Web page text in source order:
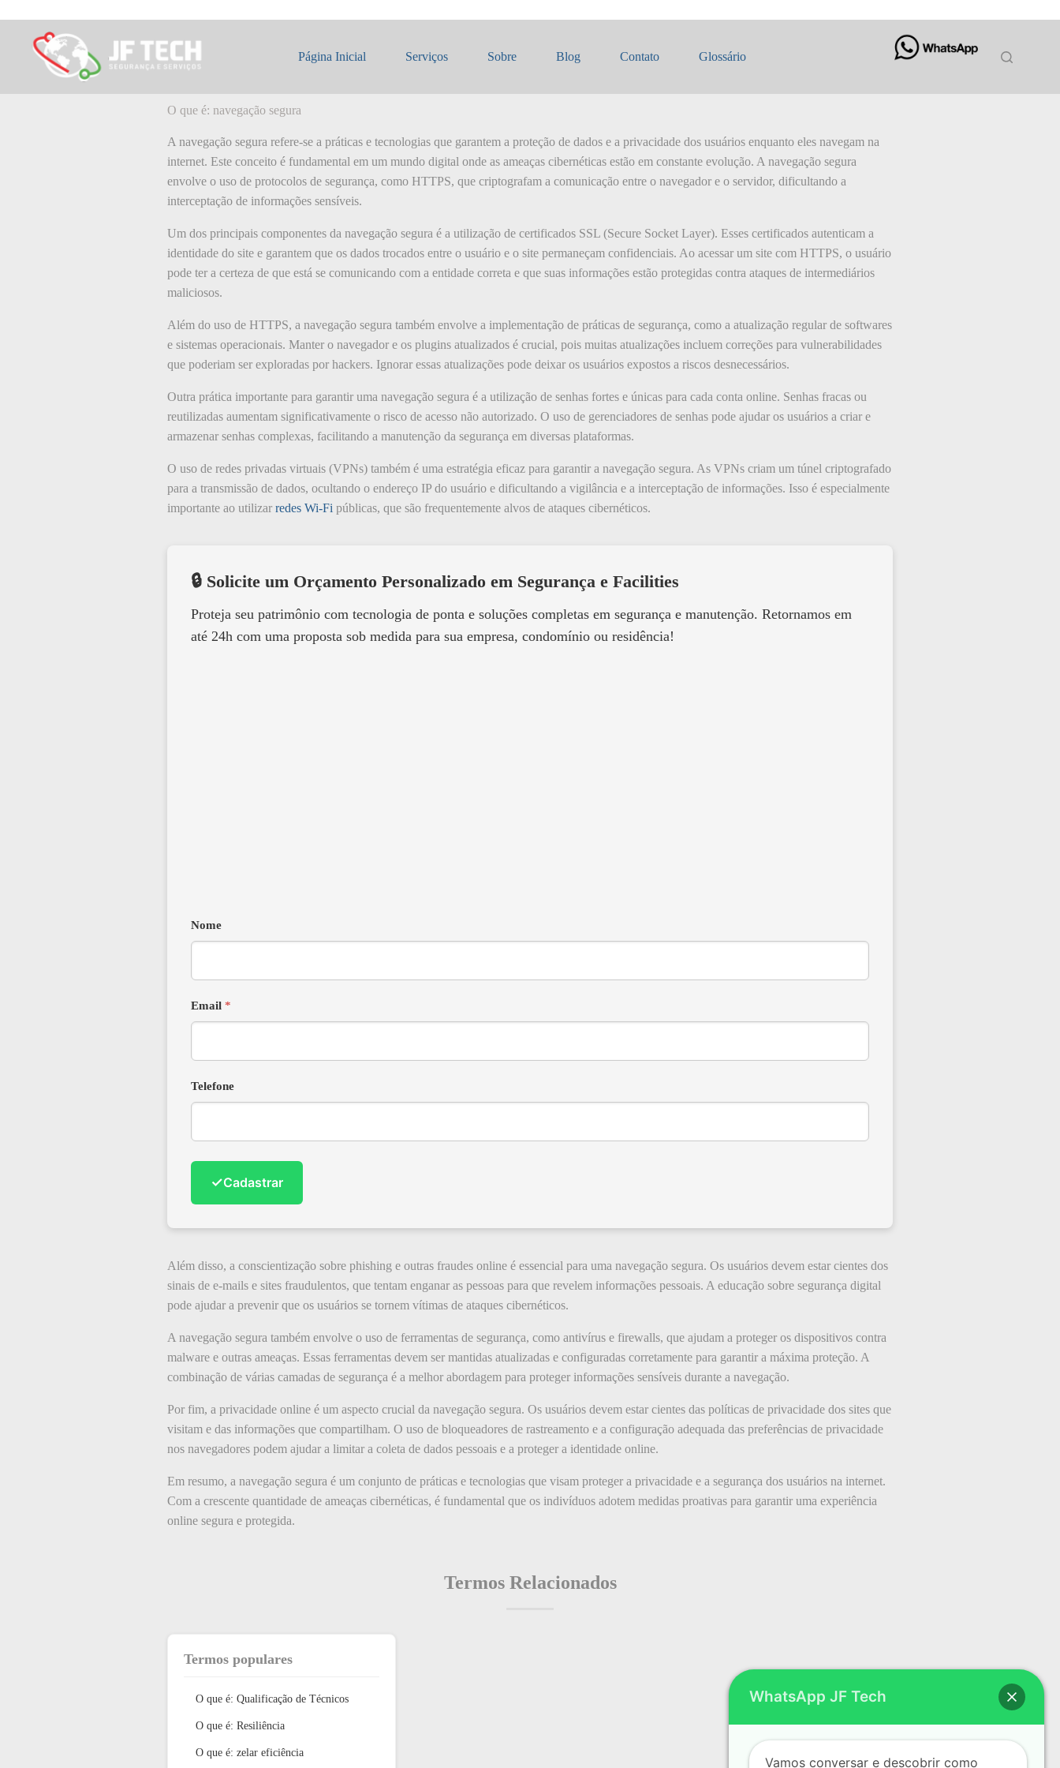
para
conteúdo
Página Inicial Serviços Sobre Blog Contato Glossário
O que é: navegação segura
O que é: navegação segura
A navegação segura refere-se a práticas e tecnologias que garantem a proteção de dados e a privacidade dos usuários enquanto eles navegam na
internet. Este conceito é fundamental em um mundo digital onde as ameaças cibernéticas estão em constante evolução. A navegação segura
envolve o uso de protocolos de segurança, como HTTPS, que criptografam a comunicação entre o navegador e o servidor, dificultando a
interceptação de informações sensíveis.
Um dos principais componentes da navegação segura é a utilização de certificados SSL (Secure Socket Layer). Esses certificados autenticam a
identidade do site e garantem que os dados trocados entre o usuário e o site permaneçam confidenciais. Ao acessar um site com HTTPS, o usuário
pode ter a certeza de que está se comunicando com a entidade correta e que suas informações estão protegidas contra ataques de intermediários
maliciosos.
Além do uso de HTTPS, a navegação segura também envolve a implementação de práticas de segurança, como a atualização regular de softwares
e sistemas operacionais. Manter o navegador e os plugins atualizados é crucial, pois muitas atualizações incluem correções para vulnerabilidades
que poderiam ser exploradas por hackers. Ignorar essas atualizações pode deixar os usuários expostos a riscos desnecessários.
Outra prática importante para garantir uma navegação segura é a utilização de senhas fortes e únicas para cada conta online. Senhas fracas ou
reutilizadas aumentam significativamente o risco de acesso não autorizado. O uso de gerenciadores de senhas pode ajudar os usuários a criar e
armazenar senhas complexas, facilitando a manutenção da segurança em diversas plataformas.
O uso de redes privadas virtuais (VPNs) também é uma estratégia eficaz para garantir a navegação segura. As VPNs criam um túnel criptografado
para a transmissão de dados, ocultando o endereço IP do usuário e dificultando a vigilância e a interceptação de informações. Isso é especialmente
importante ao utilizar redes Wi-Fi públicas, que são frequentemente alvos de ataques cibernéticos.
🔒 Solicite um Orçamento Personalizado em Segurança e Facilities
Proteja seu patrimônio com tecnologia de ponta e soluções completas em segurança e manutenção. Retornamos em
até 24h com uma proposta sob medida para sua empresa, condomínio ou residência!
Nome
Email *
Telefone
✓Cadastrar
Além disso, a conscientização sobre phishing e outras fraudes online é essencial para uma navegação segura. Os usuários devem estar cientes dos
sinais de e-mails e sites fraudulentos, que tentam enganar as pessoas para que revelem informações pessoais. A educação sobre segurança digital
pode ajudar a prevenir que os usuários se tornem vítimas de ataques cibernéticos.
A navegação segura também envolve o uso de ferramentas de segurança, como antivírus e firewalls, que ajudam a proteger os dispositivos contra
malware e outras ameaças. Essas ferramentas devem ser mantidas atualizadas e configuradas corretamente para garantir a máxima proteção. A
combinação de várias camadas de segurança é a melhor abordagem para proteger informações sensíveis durante a navegação.
Por fim, a privacidade online é um aspecto crucial da navegação segura. Os usuários devem estar cientes das políticas de privacidade dos sites que
visitam e das informações que compartilham. O uso de bloqueadores de rastreamento e a configuração adequada das preferências de privacidade
nos navegadores podem ajudar a limitar a coleta de dados pessoais e a proteger a identidade online.
Em resumo, a navegação segura é um conjunto de práticas e tecnologias que visam proteger a privacidade e a segurança dos usuários na internet.
Com a crescente quantidade de ameaças cibernéticas, é fundamental que os indivíduos adotem medidas proativas para garantir uma experiência
online segura e protegida.
Termos Relacionados
Termos populares
O que é: Qualificação de Técnicos
O que é: Resiliência
O que é: zelar eficiência
WhatsApp JF Tech
Vamos conversar e descobrir como